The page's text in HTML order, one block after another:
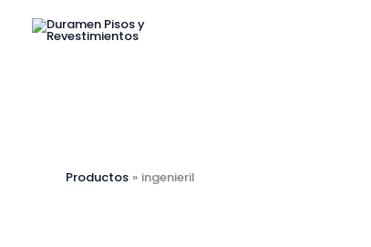
Productos ingenieril